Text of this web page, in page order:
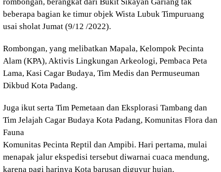
beberapa bagian ke timur objek Wista Lubuk Timpuruang
usai sholat Jumat (9/12 /2022).
Rombongan, yang melibatkan Mapala, Kelompok Pecinta
Alam (KPA), Aktivis Lingkungan Arkeologi, Pembaca Peta
Lama, Kasi Cagar Budaya, Tim Medis dan Permuseuman
Dikbud Kota Padang.
Juga ikut serta Tim Pemetaan dan Eksplorasi Tambang dan
Tim Jelajah Cagar Budaya Kota Padang, Komunitas Flora dan
Fauna
Komunitas Pecinta Reptil dan Ampibi. Hari pertama, mulai
menapak jalur ekspedisi tersebut diwarnai cuaca mendung,
karena pagi harinya Kota barusan diguyur hujan.